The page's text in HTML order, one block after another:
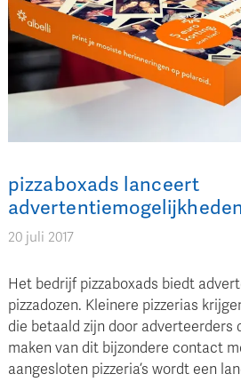
pizzaboxads lanceert
20 juli 2017
Het bedrijf pizzaboxads biedt
pizzadozen. Kleinere pizzerias
die betaald zijn door adverteerders
maken van dit bijzondere contact
aangesloten pizzeria’s wordt een